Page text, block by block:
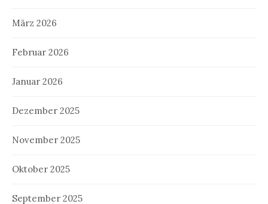
März 2026
Februar 2026
Januar 2026
Dezember 2025
November 2025
Oktober 2025
September 2025